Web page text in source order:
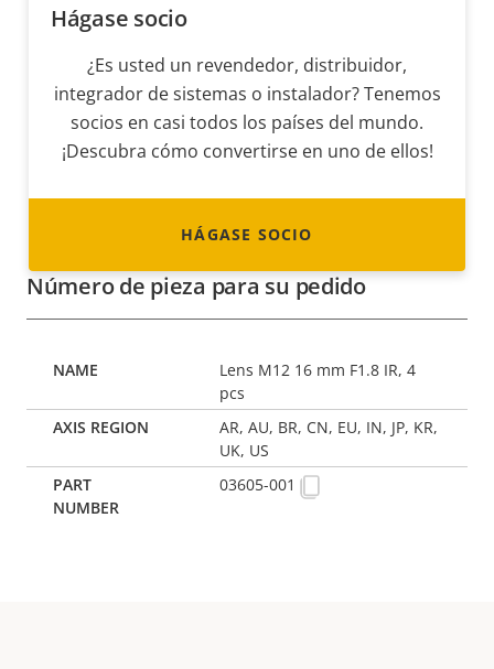
Hágase socio
¿Es usted un revendedor, distribuidor,
integrador de sistemas o instalador? Tenemos
socios en casi todos los países del mundo.
¡Descubra cómo convertirse en uno de ellos!
HÁGASE SOCIO
Número de pieza para su pedido
Lens M12 16 mm F1.8 IR, 4
pcs
AR, AU, BR, CN, EU, IN, JP, KR,
UK, US
03605-001